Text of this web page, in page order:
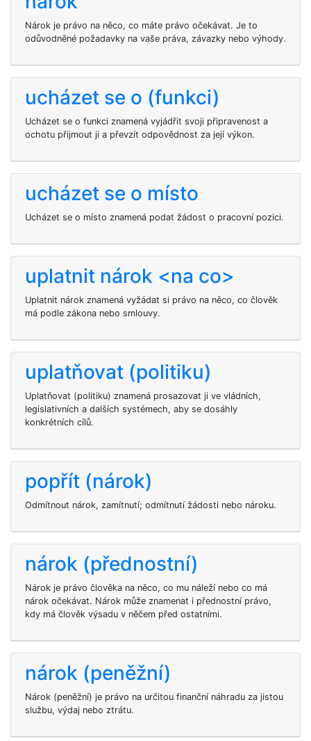
Nárok je právo na něco, co máte právo očekávat. Je to
odůvodněné požadavky na vaše práva, závazky nebo výhody.
ucházet se o (funkci)
Ucházet se o funkci znamená vyjádřit svoji připravenost a
ochotu přijmout ji a převzít odpovědnost za její výkon.
ucházet se o místo
Ucházet se o místo znamená podat žádost o pracovní pozici.
uplatnit nárok <na co>
Uplatnit nárok znamená vyžádat si právo na něco, co člověk
má podle zákona nebo smlouvy.
uplatňovat (politiku)
Uplatňovat (politiku) znamená prosazovat ji ve vládních,
legislativních a dalších systémech, aby se dosáhly
konkrétních cílů.
popřít (nárok)
Odmítnout nárok, zamítnutí; odmítnutí žádosti nebo nároku.
nárok (přednostní)
Nárok je právo člověka na něco, co mu náleží nebo co má
nárok očekávat. Nárok může znamenat i přednostní právo,
kdy má člověk výsadu v něčem před ostatními.
nárok (peněžní)
Nárok (peněžní) je právo na určitou finanční náhradu za jistou
službu, výdaj nebo ztrátu.